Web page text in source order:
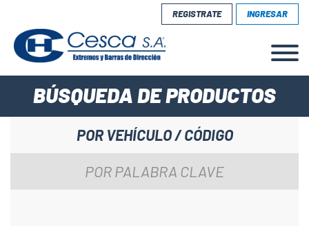
REGISTRATE INGRESAR
BÚSQUEDA DE PRODUCTOS
POR VEHÍCULO / CÓDIGO
POR PALABRA CLAVE